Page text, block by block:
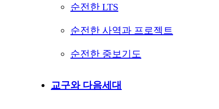
순전한 LTS
순전한 사역과 프로젝트
순전한 중보기도
교구와 다음세대